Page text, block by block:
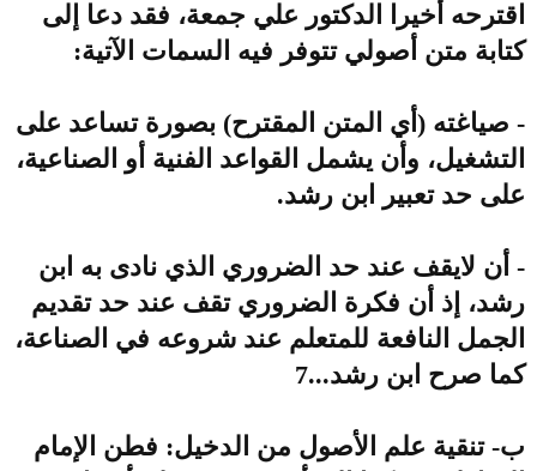
اقترحه أخيرا الدكتور علي جمعة، فقد دعا إلى
كتابة متن أصولي تتوفر فيه السمات الآتية:
- صياغته (أي المتن المقترح) بصورة تساعد على
التشغيل، وأن يشمل القواعد الفنية أو الصناعية،
على حد تعبير ابن رشد.
- أن لايقف عند حد الضروري الذي نادى به ابن
رشد، إذ أن فكرة الضروري تقف عند حد تقديم
الجمل النافعة للمتعلم عند شروعه في الصناعة،
كما صرح ابن رشد...7
ب- تنقية علم الأصول من الدخيل: فطن الإمام